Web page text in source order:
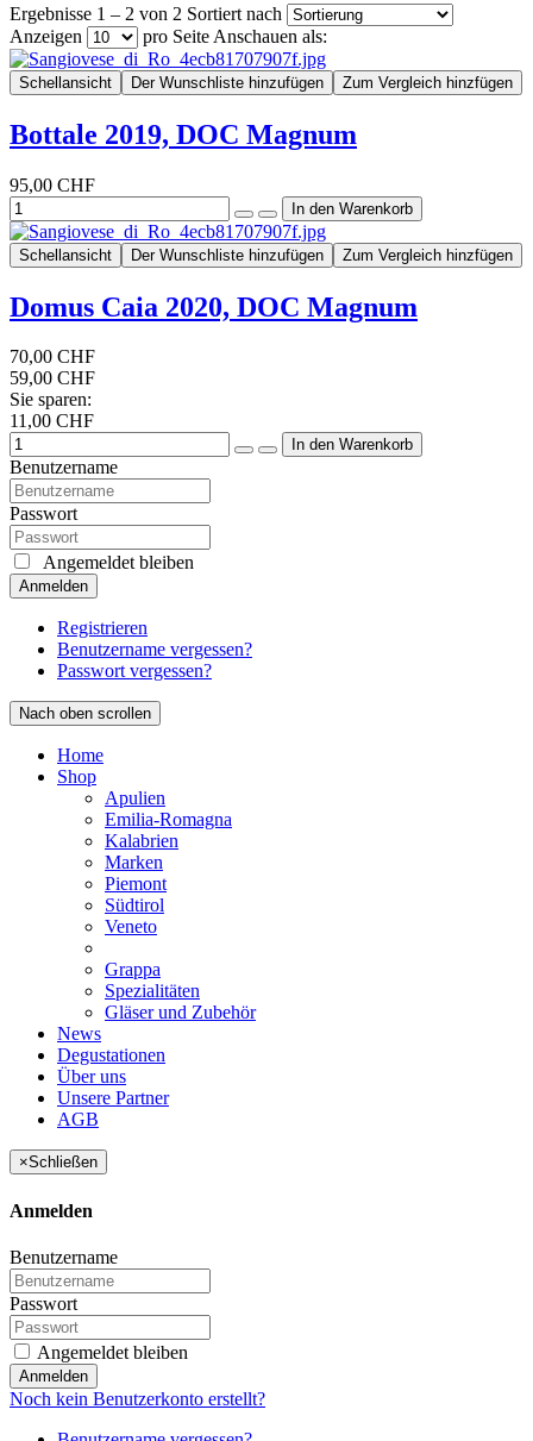
Ergebnisse 1 – 2 von 2 Sortiert nach
Anzeigen
pro Seite Anschauen als:
Schellansicht Der Wunschliste hinzufügen Zum Vergleich hinzfügen
Bottale 2019, DOC Magnum
95,00 CHF
Schellansicht Der Wunschliste hinzufügen Zum Vergleich hinzfügen
Domus Caia 2020, DOC Magnum
70,00 CHF
59,00 CHF
Sie sparen:
11,00 CHF
Benutzername
Passwort
Angemeldet bleiben
Anmelden
Registrieren
Benutzername vergessen?
Passwort vergessen?
Nach oben scrollen
Home
Shop
Apulien
Emilia-Romagna
Kalabrien
Marken
Piemont
Südtirol
Veneto
Grappa
Spezialitäten
Gläser und Zubehör
News
Degustationen
Über uns
Unsere Partner
AGB
×Schließen
Anmelden
Benutzername
Passwort
Angemeldet bleiben
Anmelden
Noch kein Benutzerkonto erstellt?